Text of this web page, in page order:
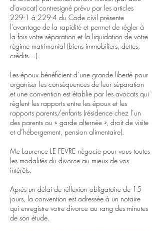
d’avocat) contresigné prévu par les articles
229-1 à 229-4 du Code civil présente
l’avantage de la rapidité et permet de régler à
la fois votre séparation et la liquidation de votre
régime matrimonial (biens immobiliers, dettes,
crédits…).
Les époux bénéficient d’une grande liberté pour
organiser les conséquences de leur séparation
et une convention est établie par les avocats qui
règlent les rapports entre les époux et les
rapports parents/enfants (résidence chez l’un
des parents ou « garde alternée », droit de visite
et d’hébergement, pension alimentaire).
Me Laurence LE FEVRE négocie pour vous toutes
les modalités du divorce au mieux de vos
intérêts.
Après un délai de réflexion obligatoire de 15
jours, la convention est adressée à un notaire
qui enregistre votre divorce au rang des minutes
de son étude.